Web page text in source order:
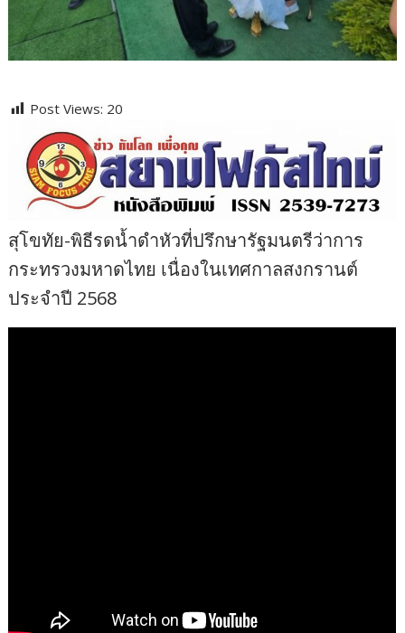
Post Views: 20
สุโขทัย-พิธีรดน้ำดำหัวที่ปรึกษารัฐมนตรีว่าการ
กระทรวงมหาดไทย เนื่องในเทศกาลสงกรานต์
ประจำปี 2568